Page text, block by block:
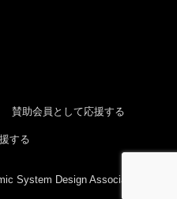
賛助会員として応援する
する
System Design Association)